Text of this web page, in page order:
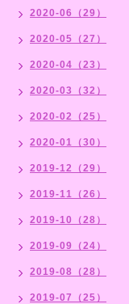
2020-06（29）
2020-05（27）
2020-04（23）
2020-03（32）
2020-02（25）
2020-01（30）
2019-12（29）
2019-11（26）
2019-10（28）
2019-09（24）
2019-08（28）
2019-07（25）